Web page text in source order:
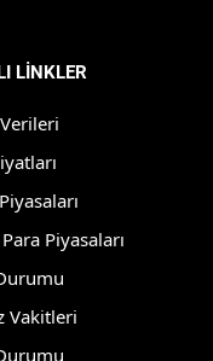
LİNKLER
Piyasaları
Vakitleri